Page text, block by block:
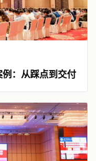
：从踩点到交付